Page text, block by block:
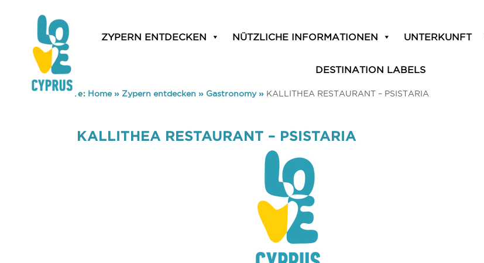
ZYPERN ENTDECKEN NÜTZLICHE INFORMATIONEN UNTERKUNFT
DESTINATION LABELS
You are here: Home» Zypern entdecken » Gastronomy» KALLITHEA RESTAURANT – PSISTARIA
KALLITHEA RESTAURANT – PSISTARIA